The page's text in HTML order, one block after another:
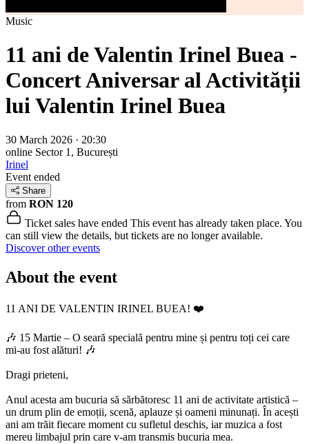
Music
11 ani de Valentin Irinel Buea -
Concert Aniversar al Activității
lui Valentin Irinel Buea
30 March 2026 · 20:30
online Sector 1, București
Irinel
Event ended
Share
from RON 120
Ticket sales have ended This event has already taken place. You
can still view the details, but tickets are no longer available.
Discover other events
About the event
11 ANI DE VALENTIN IRINEL BUEA! ❤️
🎶 15 Martie – O seară specială pentru mine și pentru toți cei care
mi-au fost alături! 🎶
Dragi prieteni,
Anul acesta am bucuria să sărbătoresc 11 ani de activitate artistică –
un drum plin de emoții, scenă, aplauze și oameni minunați. În acești
ani am trăit fiecare moment cu sufletul deschis, iar muzica a fost
mereu limbajul prin care v-am transmis bucuria mea.